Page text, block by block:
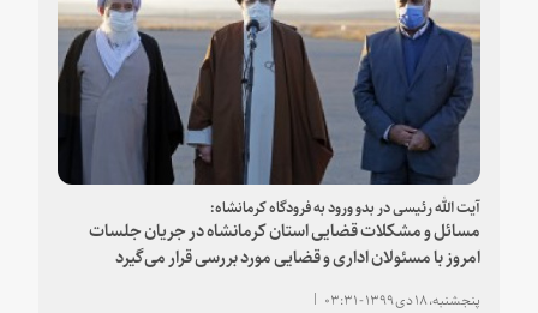
آیت الله رئیسی در بدو ورود به فرودگاه کرمانشاه:
مسائل و مشکلات قضایی استان کرمانشاه در جریان جلسات
امروز با مسئولان اداری و قضایی مورد بررسی قرار می‌گیرد
پنجشنبه، ۱۸ دی ۱۳۹۹ - ۰۳:۳۱